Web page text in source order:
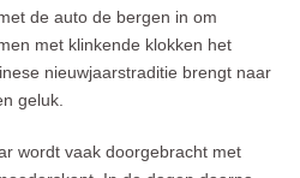
de auto de bergen in om
met klinkende klokken het
nieuwjaarstraditie brengt naar
geluk.
wordt vaak doorgebracht met